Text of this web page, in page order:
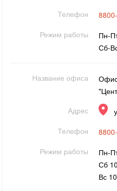
Телефон
Режим работы
Пн-
Сб-
Название офиса
Адрес
Телефон
Режим работы
Пн-
Сб
Вс